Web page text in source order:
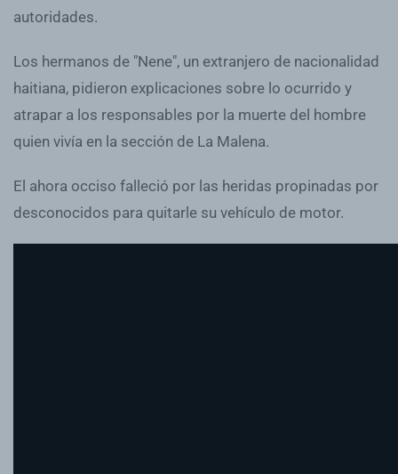
autoridades.
Los hermanos de "Nene", un extranjero de nacionalidad
haitiana, pidieron explicaciones sobre lo ocurrido y
atrapar a los responsables por la muerte del hombre
quien vivía en la sección de La Malena.
El ahora occiso falleció por las heridas propinadas por
desconocidos para quitarle su vehículo de motor.